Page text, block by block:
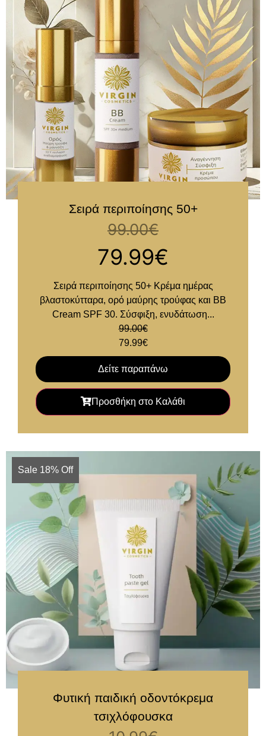
Σειρά περιποίησης 50+
99.00€
79.99€
Σειρά περιποίησης 50+ Kρέμα ημέρας
βλαστοκύτταρα, ορό μαύρης τρούφας και BB
Cream SPF 30. Σύσφιξη, ενυδάτωση...
99.00€
79.99€
Δείτε παραπάνω
Προσθήκη στο Καλάθι
Sale 18% Off
Φυτική παιδική οδοντόκρεμα
τσιχλόφουσκα